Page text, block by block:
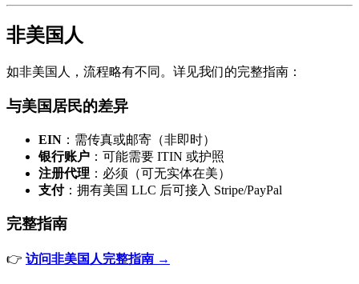
非美国人
如非美国人，流程略有不同。详见我们的完整指南：
与美国居民的差异
EIN ：需传真或邮寄（非即时）
银行账户 ：可能需要 ITIN 或护照
注册代理 ：必须（可无实体在美）
支付：拥有美国 LLC 后可接入 Stripe/PayPal
完整指南
👉 访问非美国人完整指南 →